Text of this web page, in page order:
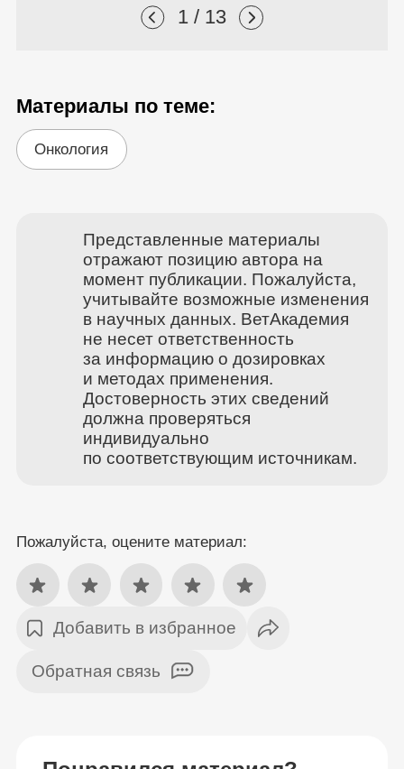
1 / 13
Материалы по теме:
Онкология
Представленные материалы
отражают позицию автора на
момент публикации. Пожалуйста,
учитывайте возможные изменения
в научных данных. ВетАкадемия
не несет ответственность
за информацию о дозировках
и методах применения.
Достоверность этих сведений
должна проверяться
индивидуально
по соответствующим источникам.
Пожалуйста, оцените материал:
Добавить в избранное
Обратная связь